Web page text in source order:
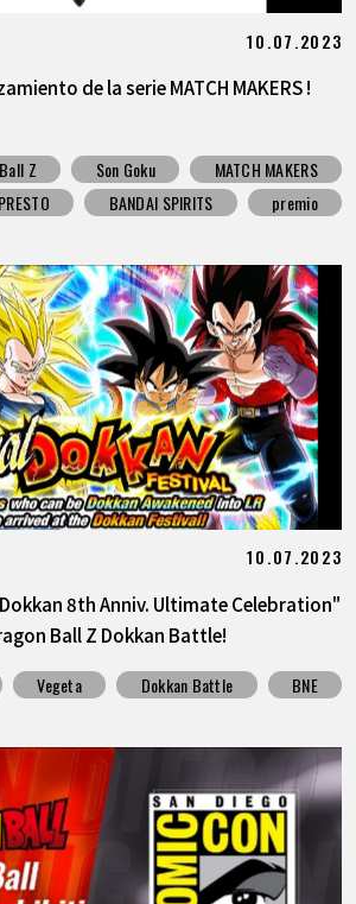
10.07.2023
de la serie MATCH MAKERS !
Z Son Goku
MATCH MAKERS
BANDAI SPIRITS premio
10.07.2023
8th Anniv. Ultimate Celebration"
Ball Z Dokkan Battle!
Vegeta Dokkan Battle BNE